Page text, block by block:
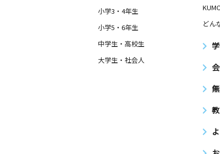
小学3・4年生
小学5・6年生
中学生・高校生
大学生・社会人
どん